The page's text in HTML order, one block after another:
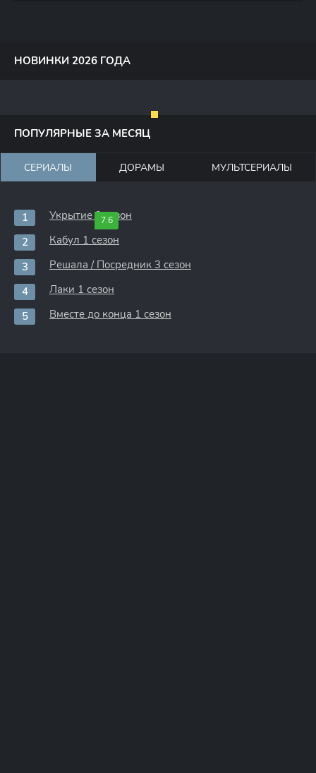
НОВИНКИ 2026 ГОДА
ПОПУЛЯРНЫЕ ЗА МЕСЯЦ
СЕРИАЛЫ ДОРАМЫ МУЛЬТСЕРИАЛЫ
7.6
Укрытие 3 сезон
Кабул 1 сезон
Решала / Посредник 3 сезон
Лаки 1 сезон
Вместе до конца 1 сезон